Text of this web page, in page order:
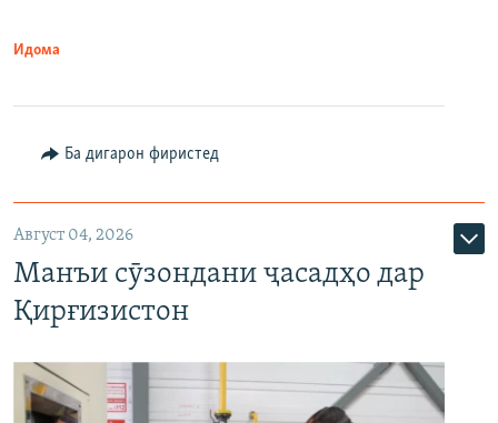
Идома
Ба дигарон фиристед
Август 04, 2026
Манъи сӯзондани ҷасадҳо дар
Қирғизистон